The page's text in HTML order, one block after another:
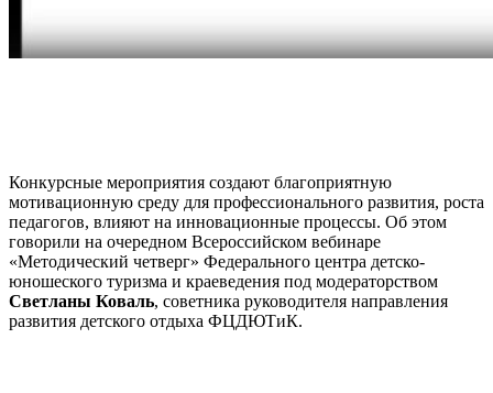
Конкурсные мероприятия создают благоприятную
мотивационную среду для профессионального развития, роста
педагогов, влияют на инновационные процессы. Об этом
говорили на очередном Всероссийском вебинаре
«Методический четверг» Федерального центра детско-
юношеского туризма и краеведения под модераторством
Светланы Коваль, советника руководителя направления
развития детского отдыха ФЦДЮТиК.